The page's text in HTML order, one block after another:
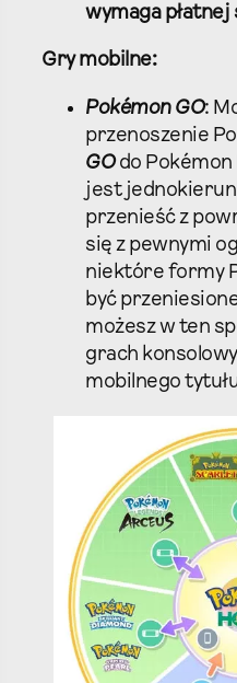
wymaga
Gry mobilne:
Pokémon GO:
przenoszenie
GOdo Pokémon
jest
przenieść z
się z pewnymi
niektóre formy
być
możesz w ten
grach
mobilnego